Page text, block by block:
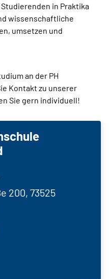
in Praktika
wissenschaftliche
umsetzen und
an der PH
Kontakt zu unserer
Sie gern individuell!
200, 73525